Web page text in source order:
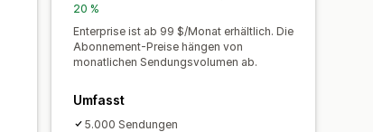
20 %
Enterprise ist ab 99 $/Monat erhältlich. Die
Abonnement-Preise hängen von
monatlichen Sendungsvolumen ab.
Umfasst
5.000 Sendungen